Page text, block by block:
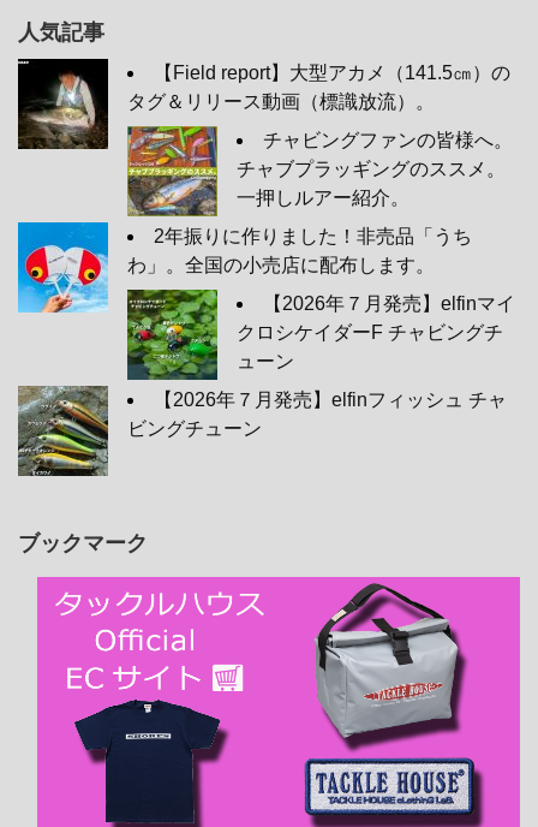
人気記事
【Field report】大型アカメ（141.5㎝）の
タグ＆リリース動画（標識放流）。
チャビングファンの皆様へ。
チャブプラッギングのススメ。
一押しルアー紹介。
2年振りに作りました！非売品「うち
わ」。全国の小売店に配布します。
【2026年７月発売】elfinマイ
クロシケイダーF チャビングチ
ューン
【2026年７月発売】elfinフィッシュ チャ
ビングチューン
ブックマーク